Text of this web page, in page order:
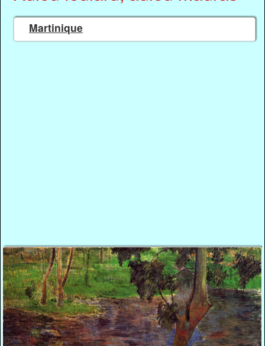
Martinique